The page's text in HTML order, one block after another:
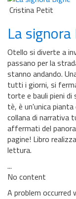
Cristina Petit
La
Otello si diverte a
passano per la
stanno andando.
tutti i giorni, si
torte e bauli pieni di
tè, è un'unica
collana di narrativa
affermati del
pagine! Libro
lettura.
...
No content
A problem occurred